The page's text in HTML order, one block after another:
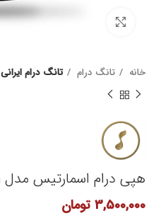
برای بزرگنمایی کلیک کنید
خانه تانگ درام تانگ درام ایرانی
هپی درام اسمارتیس مدل B101 ساز یوگا و مدیتیشن
3,500,000 تومان